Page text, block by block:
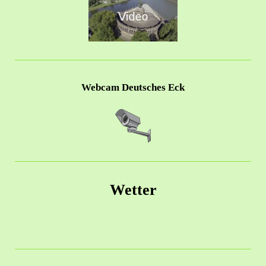
Webcam Deutsches Eck
Wetter